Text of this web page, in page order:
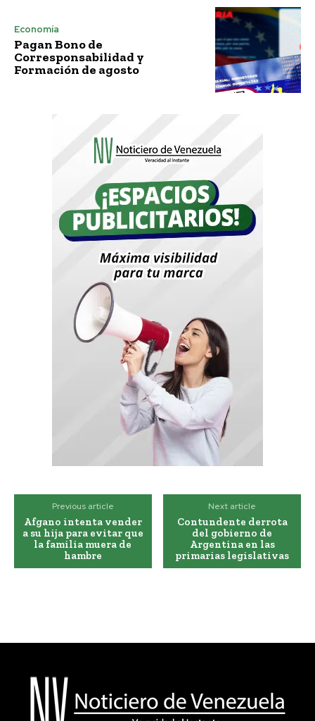
Economía
Pagan Bono de
Corresponsabilidad y
Formación de agosto
Previous article
Afgano intenta vender
a su hija para evitar que
la familia muera de
hambre
Next article
Contundente derrota
del gobierno de
Argentina en las
primarias legislativas